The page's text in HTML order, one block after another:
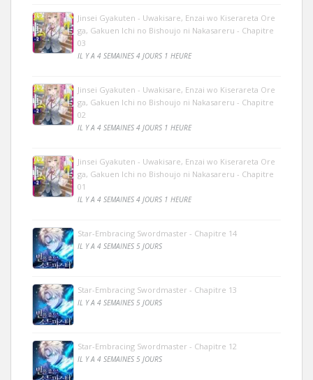
Jinsei Gyakuten - Uwakisare, Enzai wo Kiserareta Ore
ga, Gakuen Ichi no Bishoujo ni Nakasareru - Chapitre
03
IL Y A 4 SEMAINES 4 JOURS 1 HEURE
Jinsei Gyakuten - Uwakisare, Enzai wo Kiserareta Ore
ga, Gakuen Ichi no Bishoujo ni Nakasareru - Chapitre
02
IL Y A 4 SEMAINES 4 JOURS 1 HEURE
Jinsei Gyakuten - Uwakisare, Enzai wo Kiserareta Ore
ga, Gakuen Ichi no Bishoujo ni Nakasareru - Chapitre
01
IL Y A 4 SEMAINES 4 JOURS 1 HEURE
Star-Embracing Swordmaster - Chapitre 14
IL Y A 4 SEMAINES 5 JOURS
Star-Embracing Swordmaster - Chapitre 13
IL Y A 4 SEMAINES 5 JOURS
Star-Embracing Swordmaster - Chapitre 12
IL Y A 4 SEMAINES 5 JOURS